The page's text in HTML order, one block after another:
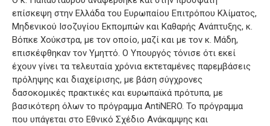
επίσκεψη στην Ελλάδα του Ευρωπαίου Επιτρόπου Κλίματος,
Μηδενικού Ισοζυγίου Εκπομπών και Καθαρής Ανάπτυξης, κ.
Βόπκε Χούκστρα, με τον οποίο, μαζί και με τον κ. Μάδη,
επισκέφθηκαν τον Υμηττό. Ο Υπουργός τόνισε ότι εκεί
έχουν γίνει τα τελευταία χρόνια εκτεταμένες παρεμβάσεις
πρόληψης και διαχείρισης, με βάση σύγχρονες
δασοκομικές πρακτικές και ευρωπαϊκά πρότυπα, με
βασικότερη όλων το πρόγραμμα AntiNERO. Το πρόγραμμα
που υπάγεται στο Εθνικό Σχέδιο Ανάκαμψης και